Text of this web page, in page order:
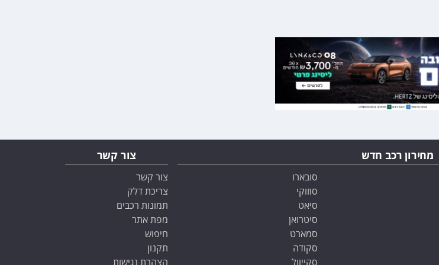
צור קשר
צור קשר
צריכת דלק
תמונות רכבים
מפת אתר
חיפוש
תקנון
הצהרת נגישות
מחירון רכב חדש
סובארו
סוזוקי
סיאט
סיטרואן
סמארט
סקודה
סקייוול